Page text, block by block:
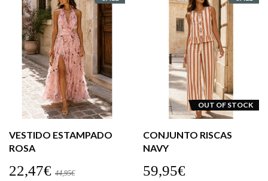
VESTIDO ESTAMPADO
ROSA
22,47€ 44,95€
OUT OF STOCK
CONJUNTO RISCAS
NAVY
59,95€